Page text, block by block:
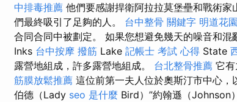
中排毒推薦 他們要感謝捍衛阿拉拉莫堡壘和戰術家
們最終吸引了足夠的人。 台中整骨 關鍵字 明道花
合同合同中被劃定。 如果您想避免幾天的噪音和混
Inks 台中按摩 撥筋 Lake 記帳士 考試 心得 State
露營地組成，許多露營地組成。 台北整骨推薦 它
筋膜放鬆推薦 這位前第一夫人位於奧斯汀市中心，
伯德（Lady seo 是什麼 Bird）”約翰遜（Johnson